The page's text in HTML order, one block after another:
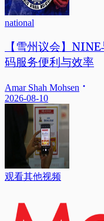
national
【雪州议会】
码服务便利与效率
Amar Shah Mohsen
2026-08-10
观看其他视频